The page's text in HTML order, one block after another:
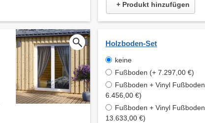
+ Produkt hinzufügen
Holzboden-Set
keine
Fußboden (+ 7.297,00 €)
Fußboden + Vinyl
6.456,00 €)
Fußboden + Vinyl
13.633,00 €)